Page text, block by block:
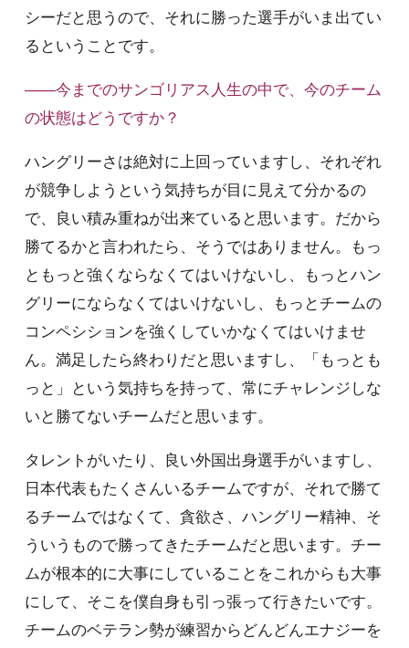
シーだと思うので、それに勝った選手がいま出てい
るということです。
――今までのサンゴリアス人生の中で、今のチーム
の状態はどうですか？
ハングリーさは絶対に上回っていますし、それぞれ
が競争しようという気持ちが目に見えて分かるの
で、良い積み重ねが出来ていると思います。だから
勝てるかと言われたら、そうではありません。もっ
ともっと強くならなくてはいけないし、もっとハン
グリーにならなくてはいけないし、もっとチームの
コンペシションを強くしていかなくてはいけませ
ん。満足したら終わりだと思いますし、「もっとも
っと」という気持ちを持って、常にチャレンジしな
いと勝てないチームだと思います。
タレントがいたり、良い外国出身選手がいますし、
日本代表もたくさんいるチームですが、それで勝て
るチームではなくて、貪欲さ、ハングリー精神、そ
ういうもので勝ってきたチームだと思います。チー
ムが根本的に大事にしていることをこれからも大事
にして、そこを僕自身も引っ張って行きたいです。
チームのベテラン勢が練習からどんどんエナジーを